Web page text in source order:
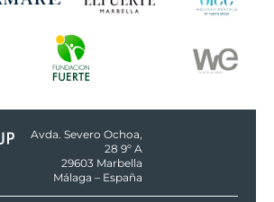
Avda. Severo Ochoa,
28 9º A
29603 Marbella
Málaga – España